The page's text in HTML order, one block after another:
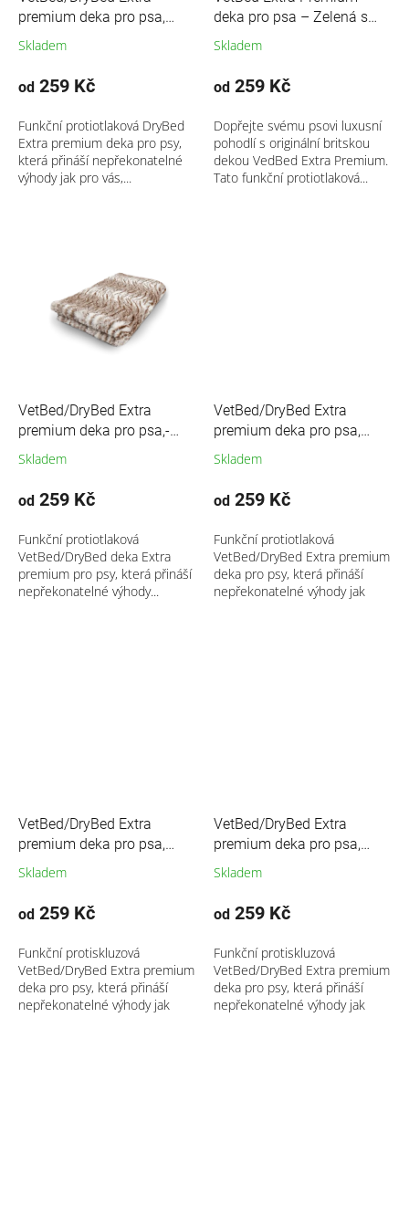
k
t
ů
premium deka pro psa,
šedá- motiv kostka
Skladem
od 259 Kč
Funkční protiotlaková DryBed
Extra premium deka pro psy,
která přináší nepřekonatelné
výhody jak pro vás,...
deka pro psa – Zelená s
motivem jahody (Originál z
Skladem
od 259 Kč
Dopřejte svému psovi luxusní
pohodlí s originální britskou
dekou VedBed Extra Premium.
Tato funkční protiotlaková...
VetBed/DryBed Extra
premium deka pro psa,-
tmavě hnědá - žíhaná
Skladem
od 259 Kč
Funkční protiotlaková
VetBed/DryBed deka Extra
premium pro psy, která přináší
nepřekonatelné výhody...
VetBed/DryBed Extra
premium deka pro psa,
antracit- modrá včelička
Skladem
od 259 Kč
Funkční protiotlaková
VetBed/DryBed Extra premium
deka pro psy, která přináší
nepřekonatelné výhody jak
VetBed/DryBed Extra
premium deka pro psa,
zelená- motiv Ovečka
Skladem
od 259 Kč
Funkční protiskluzová
VetBed/DryBed Extra premium
deka pro psy, která přináší
nepřekonatelné výhody jak
VetBed/DryBed Extra
premium deka pro psa,
růžová- motiv kostka
Skladem
od 259 Kč
Funkční protiskluzová
VetBed/DryBed Extra premium
deka pro psy, která přináší
nepřekonatelné výhody jak